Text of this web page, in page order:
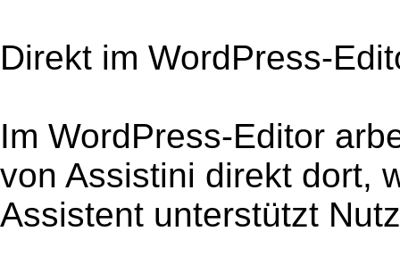
Direkt im WordPress-
Im WordPress-Editor
von Assistini direkt dort,
Assistent unterstützt